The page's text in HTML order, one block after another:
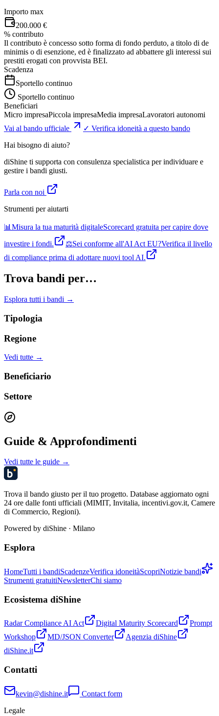
Importo max
200.000 €
% contributo
Il contributo è concesso sotto forma di fondo perduto, a titolo di de
minimis o di esenzione, ed è finalizzato ad abbattere gli interessi sui
prestiti erogati con provvista BEI.
Scadenza
Sportello continuo
Sportello continuo
Beneficiari
Micro impresaPiccola impresaMedia impresaLavoratori autonomi
Vai al bando ufficiale
✓ Verifica idoneità a questo bando
Hai bisogno di aiuto?
diShine ti supporta con consulenza specialistica per individuare e
gestire i bandi giusti.
Parla con noi
Strumenti per aiutarti
📊Misura la tua maturità digitaleScorecard gratuita per capire dove
investire i fondi.
⚖️Sei conforme all'AI Act EU?Verifica il livello
di compliance prima di adottare nuovi tool AI.
Trova bandi per…
Esplora tutti i bandi →
Tipologia
Regione
Vedi tutte →
Beneficiario
Settore
Guide & Approfondimenti
Vedi tutte le guide →
Trova il bando giusto per il tuo progetto. Database aggiornato ogni
24 ore dalle fonti ufficiali (MIMIT, Invitalia, incentivi.gov.it, Camere
di Commercio, Regioni).
Powered by diShine · Milano
Esplora
HomeTutti i bandiScadenzeVerifica idoneitàScopriNotizie bandi
Strumenti gratuitiNewsletterChi siamo
Ecosistema diShine
Radar Compliance AI Act Digital Maturity Scorecard
Prompt
Workshop
MD/JSON Converter
Agenzia diShine
diShine.it
Contatti
kevin@dishine.it
Contact form
Legale